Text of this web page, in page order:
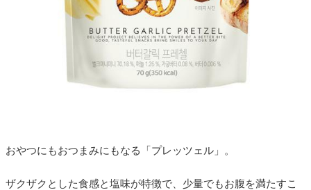
おやつにもおつまみにもなる「プレッツェル」。
ザクザクとした食感と塩味が特徴で、少量でもお腹を満たすこ